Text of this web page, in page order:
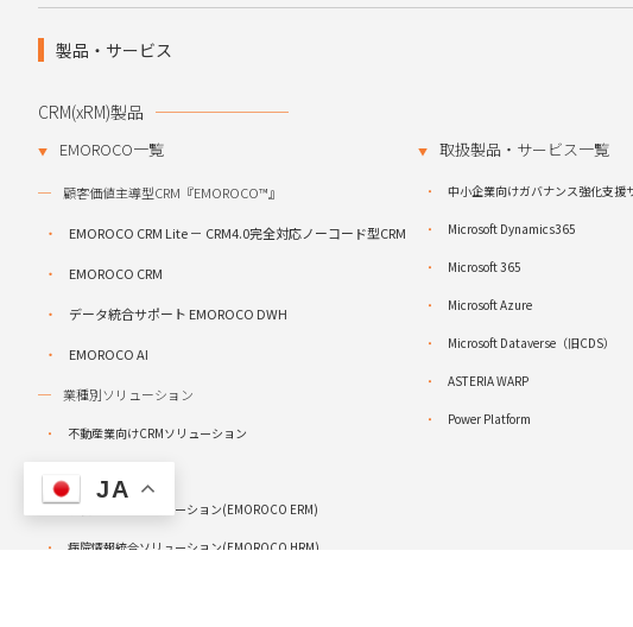
製品・サービス
CRM(xRM)製品
EMOROCO一覧
顧客価値主導型CRM『EMOROCO™』
EMOROCO CRM Lite － CRM4.0完全対応ノーコード型CRM
EMOROCO CRM
データ統合サポート EMOROCO DWH
EMOROCO AI
業種別ソリューション
不動産業向けCRMソリューション
学校情報統合ソリューション(EMOROCO ERM)
病院情報統合ソリューション(EMOROCO HRM)
取扱製品・サービス一覧
中小企業向けガバナンス強化支援
Microsoft Dynamics365
Microsoft 365
Microsoft Azure
Microsoft Dataverse（旧CDS）
ASTERIA WARP
Power Platform
JA